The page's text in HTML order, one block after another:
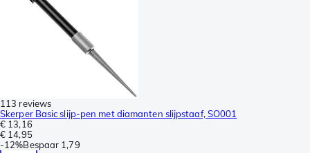
113 reviews
Skerper Basic slijp-pen met diamanten slijpstaaf, SO001
€ 13,16
€ 14,95
-12%Bespaar 1,79